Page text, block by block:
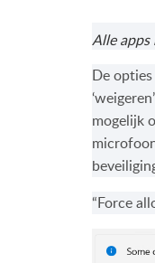
Alle apps
De
mogelijk
“Force